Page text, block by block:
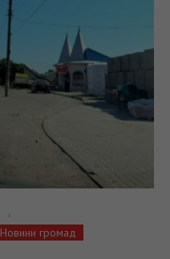
Новини громад